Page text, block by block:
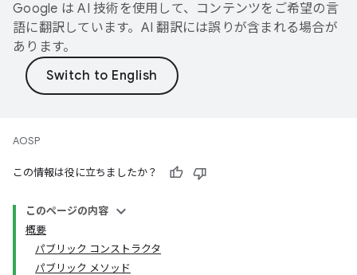
Google は AI 技術を使用して、コンテンツをご希望の言
語に翻訳しています。AI 翻訳には誤りが含まれる場合が
あります。
AOSP
この情報は役に立ちましたか？
このページの内容
概要
パブリック コンストラクタ
パブリック メソッド